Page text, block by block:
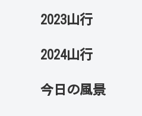
2023山行
2024山行
今日の風景